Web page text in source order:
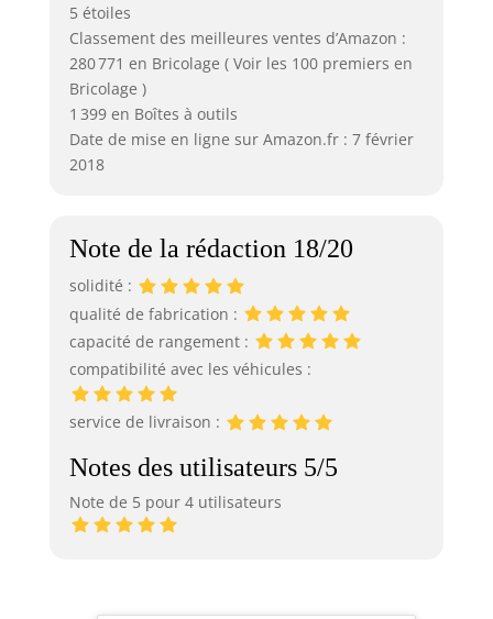
5 étoiles
Classement des meilleures ventes d’Amazon :
280 771 en Bricolage ( Voir les 100 premiers en
Bricolage )
1 399 en Boîtes à outils
Date de mise en ligne sur Amazon.fr : 7 février
2018
Note de la rédaction 18/20
solidité :
qualité de fabrication :
capacité de rangement :
compatibilité avec les véhicules :
service de livraison :
Notes des utilisateurs 5/5
Note de 5 pour 4 utilisateurs